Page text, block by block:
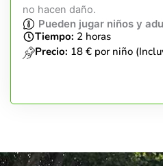
no hacen daño.
Pueden jugar niños y
Tiempo: 2 horas
Precio: 18 € por niño